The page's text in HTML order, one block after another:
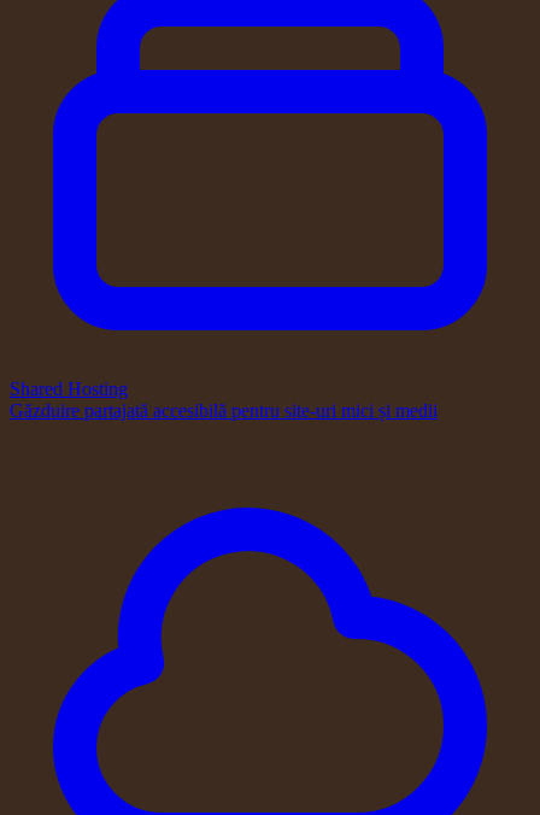
Shared Hosting
Găzduire partajată accesibilă pentru site-uri mici și medii